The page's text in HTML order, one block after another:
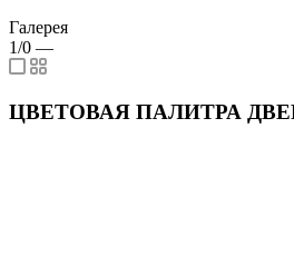
Галерея
1/0 —
ЦВЕТОВАЯ ПАЛИТРА